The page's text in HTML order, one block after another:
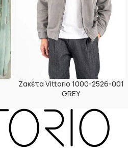
Ζακέτα Vittorio 1000-2526-001
GREY